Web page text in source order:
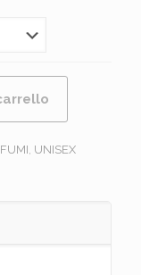
, UNISEX